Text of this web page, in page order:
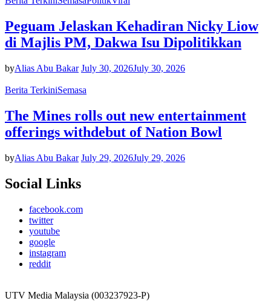
Peguam Jelaskan Kehadiran Nicky Liow
di Majlis PM, Dakwa Isu Dipolitikkan
byAlias Abu Bakar July 30, 2026July 30, 2026
Berita TerkiniSemasa
The Mines rolls out new entertainment
offerings withdebut of Nation Bowl
byAlias Abu Bakar July 29, 2026July 29, 2026
Social Links
facebook.com
twitter
youtube
google
instagram
reddit
UTV Media Malaysia (003237923-P)